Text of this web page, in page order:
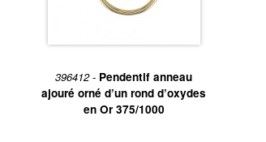
396412 - Pendentif anneau
ajouré orné d’un rond d’oxydes
en Or 375/1000